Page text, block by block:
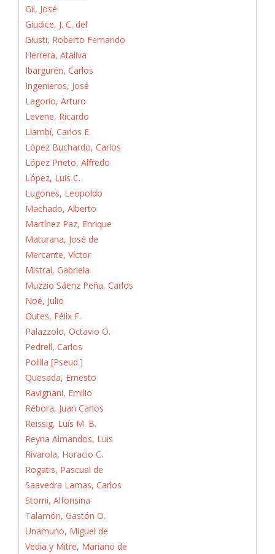
Gil, José
Giudice, J. C. del
Giusti, Roberto Fernando
Herrera, Ataliva
Ibargurén, Carlos
Ingenieros, José
Lagorio, Arturo
Levene, Ricardo
Llambí, Carlos E.
López Buchardo, Carlos
López Prieto, Alfredo
López, Luis C.
Lugones, Leopoldo
Machado, Alberto
Martínez Paz, Enrique
Maturana, José de
Mercante, Víctor
Mistral, Gabriela
Muzzio Sáenz Peña, Carlos
Noé, Julio
Outes, Félix F.
Palazzolo, Octavio O.
Pedrell, Carlos
Polilla [Pseud.]
Quesada, Ernesto
Ravignani, Emilio
Rébora, Juan Carlos
Reissig, Luís M. B.
Reyna Almandos, Luis
Rivarola, Horacio C.
Rogatis, Pascual de
Saavedra Lamas, Carlos
Storni, Alfonsina
Talamón, Gastón O.
Unamuno, Miguel de
Vedia y Mitre, Mariano de